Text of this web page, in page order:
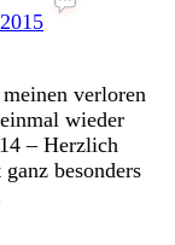
verloren
wieder
– Herzlich
besonders